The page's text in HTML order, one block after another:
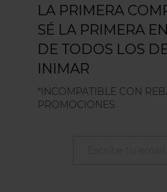
LA PRIMERA
SÉ LA PRIMERA
DE TODOS LOS
INIMAR
*INCOMPATIBLE CON
PROMOCIONES